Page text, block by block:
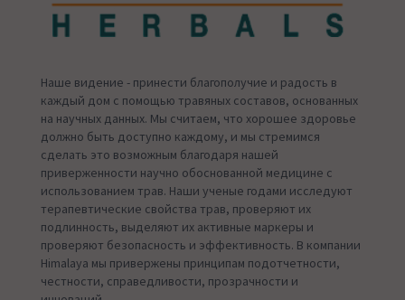
Наше видение - принести благополучие и радость в
каждый дом с помощью травяных составов, основанных
на научных данных. Мы считаем, что хорошее здоровье
должно быть доступно каждому, и мы стремимся
сделать это возможным благодаря нашей
приверженности научно обоснованной медицине с
использованием трав. Наши ученые годами исследуют
терапевтические свойства трав, проверяют их
подлинность, выделяют их активные маркеры и
проверяют безопасность и эффективность. В компании
Himalaya мы привержены принципам подотчетности,
честности, справедливости, прозрачности и